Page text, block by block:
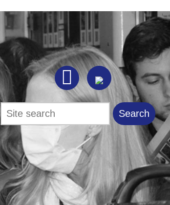

Search form
Search